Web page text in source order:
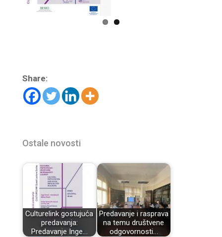
Share:
Ostale novosti
Culturelink gostujuća
predavanja:
Predavanje Inge…
Predavanje i rasprava
na temu društvene
odgovornosti…